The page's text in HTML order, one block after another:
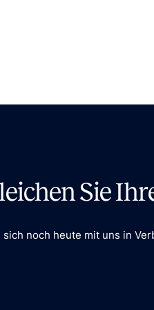
Sie
sich noch heute mit uns in